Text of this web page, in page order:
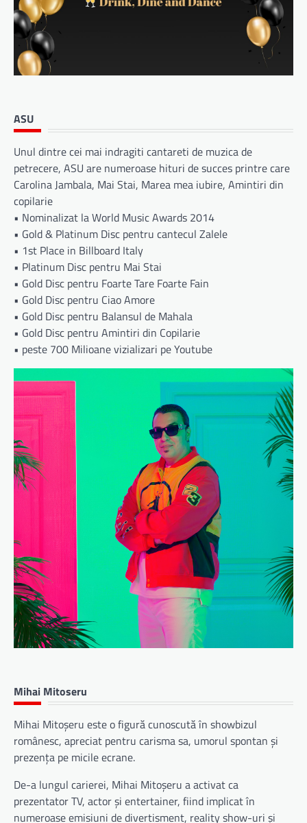
ASU
Unul dintre cei mai indragiti cantareti de muzica de
petrecere, ASU are numeroase hituri de succes printre care
Carolina Jambala, Mai Stai, Marea mea iubire, Amintiri din
copilarie
•⁠ ⁠Nominalizat la World Music Awards 2014
•⁠ ⁠Gold & Platinum Disc pentru cantecul Zalele
•⁠ ⁠1st Place in Billboard Italy
•⁠ ⁠Platinum Disc pentru Mai Stai
•⁠ ⁠Gold Disc pentru Foarte Tare Foarte Fain
•⁠ ⁠Gold Disc pentru Ciao Amore
•⁠ ⁠Gold Disc pentru Balansul de Mahala
•⁠ ⁠Gold Disc pentru Amintiri din Copilarie
•⁠ ⁠peste 700 Milioane vizializari pe Youtube
Mihai Mitoseru
Mihai Mitoșeru este o figură cunoscută în showbizul
românesc, apreciat pentru carisma sa, umorul spontan și
prezența pe micile ecrane.
De-a lungul carierei, Mihai Mitoșeru a activat ca
prezentator TV, actor și entertainer, fiind implicat în
numeroase emisiuni de divertisment, reality show-uri și